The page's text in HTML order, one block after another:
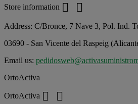
Store information  
Address: C/Bronce, 7 Nave 3, Pol. Ind.
03690 - San Vicente del Raspeig
Email us:
OrtoActiva
OrtoActiva  